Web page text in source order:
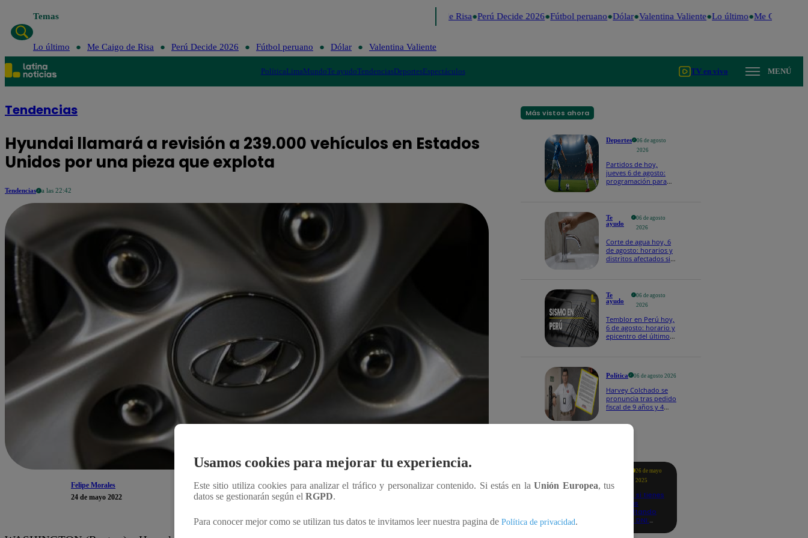
Temas Me Caigo de Risa Perú Decide 2026 Fútbol peruano Dólar Valentina Valiente Lo último Me Caigo de
Lo último Me Caigo de Risa Perú Decide 2026 Fútbol peruano Dólar Valentina Valiente
PolíticaLimaMundoTe ayudoTendenciasDeportesEspectáculos TV en vivo MENÚ
Tendencias
Hyundai llamará a revisión a 239.000 vehículos en Estados
Unidos por una pieza que explota
Tendencias a las 22:42
Felipe Morales
24 de mayo 2022
Compartir
Más vistos ahora
Deportes
06 de agosto
2026
Partidos de hoy,
jueves 6 de agosto:
programación para
Te
ayudo
06 de agosto
2026
Corte de agua hoy, 6
de agosto: horarios y
distritos afectados sin
Te
ayudo
06 de agosto
2026
Temblor en Perú hoy,
6 de agosto: horario y
epicentro del último
Política 06 de agosto 2026
Harvey Colchado se
pronuncia tras pedido
fiscal de 9 años y 4
su contra
26 de mayo
2025
Revisa si tienes
deudas
consultando
con tu DNI:
Usamos cookies para mejorar tu experiencia.
Este sitio utiliza cookies para analizar el tráfico y personalizar contenido. Si estás en laUnión Europea, tus
datos se gestionarán según el RGPD.
Para conocer mejor como se utilizan tus datos te invitamos leer nuestra pagina de Política de privacidad.